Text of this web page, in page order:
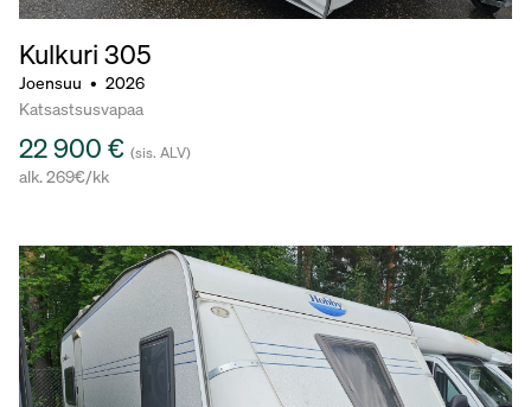
Kulkuri 305
Joensuu • 2026
Katsastsusvapaa
22 900 € (sis. ALV)
alk. 269€/kk